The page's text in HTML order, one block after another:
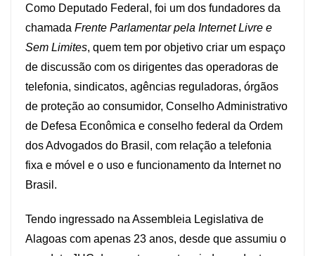
Como Deputado Federal, foi um dos fundadores da
chamada Frente Parlamentar pela Internet Livre e
Sem Limites, quem tem por objetivo criar um espaço
de discussão com os dirigentes das operadoras de
telefonia, sindicatos, agências reguladoras, órgãos
de proteção ao consumidor, Conselho Administrativo
de Defesa Econômica e conselho federal da Ordem
dos Advogados do Brasil, com relação a telefonia
fixa e móvel e o uso e funcionamento da Internet no
Brasil.
Tendo ingressado na Assembleia Legislativa de
Alagoas com apenas 23 anos, desde que assumiu o